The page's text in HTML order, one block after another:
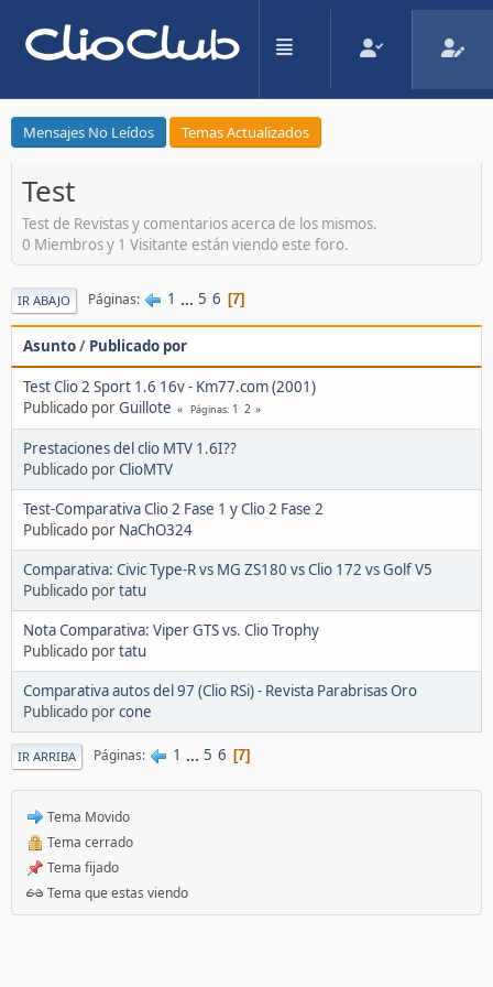
Mensajes No Leídos Temas Actualizados
Test
Test de Revistas y comentarios acerca de los mismos.
0 Miembros y 1 Visitante están viendo este foro.
IR ABAJO Páginas 1 ... 5 6 7
Asunto/ Publicado por
Test Clio 2 Sport 1.6 16v - Km77.com (2001)
Publicado porGuillote Páginas 1 2
Prestaciones del clio MTV 1.6I??
Publicado porClioMTV
Test-Comparativa Clio 2 Fase 1 y Clio 2 Fase 2
Publicado por NaChO324
Comparativa: Civic Type-R vs MG ZS180 vs Clio 172 vs Golf V5
Publicado portatu
Nota Comparativa: Viper GTS vs. Clio Trophy
Publicado portatu
Comparativa autos del 97 (Clio RSi) - Revista Parabrisas Oro
Publicado porcone
IR ARRIBA Páginas 1 ... 5 6 7
Tema Movido
Tema cerrado
Tema fijado
Tema que estas viendo